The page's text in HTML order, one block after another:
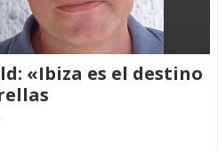
«Ibiza es el destino